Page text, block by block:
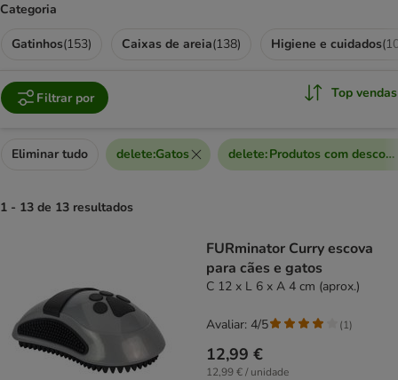
Categoria
Gatinhos(153) Caixas de areia(138) Higiene e cuidados(
Filtrar por Top vendas
Eliminar tudo delete:Gatos delete:Produtos com
1 - 13 de 13 resultados
FURminator Curry escova
para cães e gatos
C 12 x L 6 x A 4 cm (aprox.)
12,99 €
12,99 € / unidade
Avaliar: 4/5 (1)